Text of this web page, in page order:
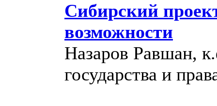
Сибирский
возможности
Назаров Равшан,
государства и